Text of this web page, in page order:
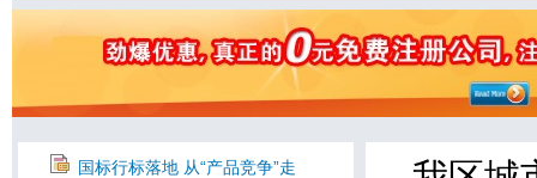
国标行标落地 从“产品竞争”走